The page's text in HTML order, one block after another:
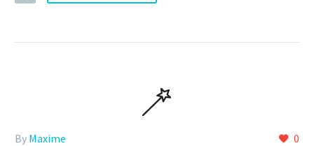
0
By Maxime